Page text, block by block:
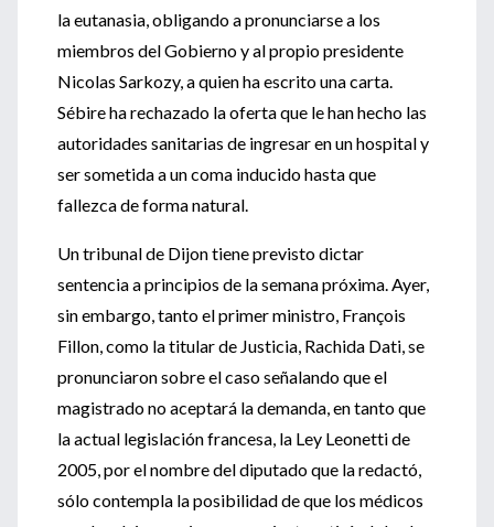
la eutanasia, obligando a pronunciarse a los
miembros del Gobierno y al propio presidente
Nicolas Sarkozy, a quien ha escrito una carta.
Sébire ha rechazado la oferta que le han hecho las
autoridades sanitarias de ingresar en un hospital y
ser sometida a un coma inducido hasta que
fallezca de forma natural.
Un tribunal de Dijon tiene previsto dictar
sentencia a principios de la semana próxima. Ayer,
sin embargo, tanto el primer ministro, François
Fillon, como la titular de Justicia, Rachida Dati, se
pronunciaron sobre el caso señalando que el
magistrado no aceptará la demanda, en tanto que
la actual legislación francesa, la Ley Leonetti de
2005, por el nombre del diputado que la redactó,
sólo contempla la posibilidad de que los médicos